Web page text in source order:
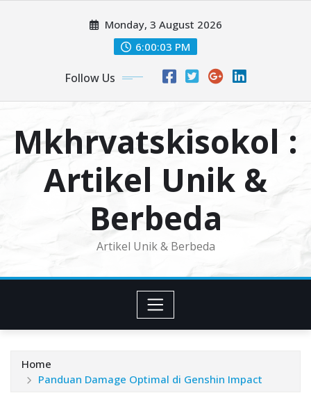
Monday, 3 August 2026
6:00:04 PM
Follow Us
Mkhrvatskisokol :
Artikel Unik &
Berbeda
Artikel Unik & Berbeda
Home
Panduan Damage Optimal di Genshin Impact